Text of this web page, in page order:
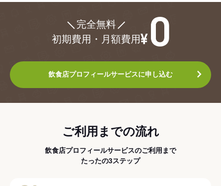
完全無料
初期費用・月額費用
飲食店プロフィールサービスに申し込む
ご利用までの流れ
飲食店プロフィールサービスのご利用まで
たったの3ステップ